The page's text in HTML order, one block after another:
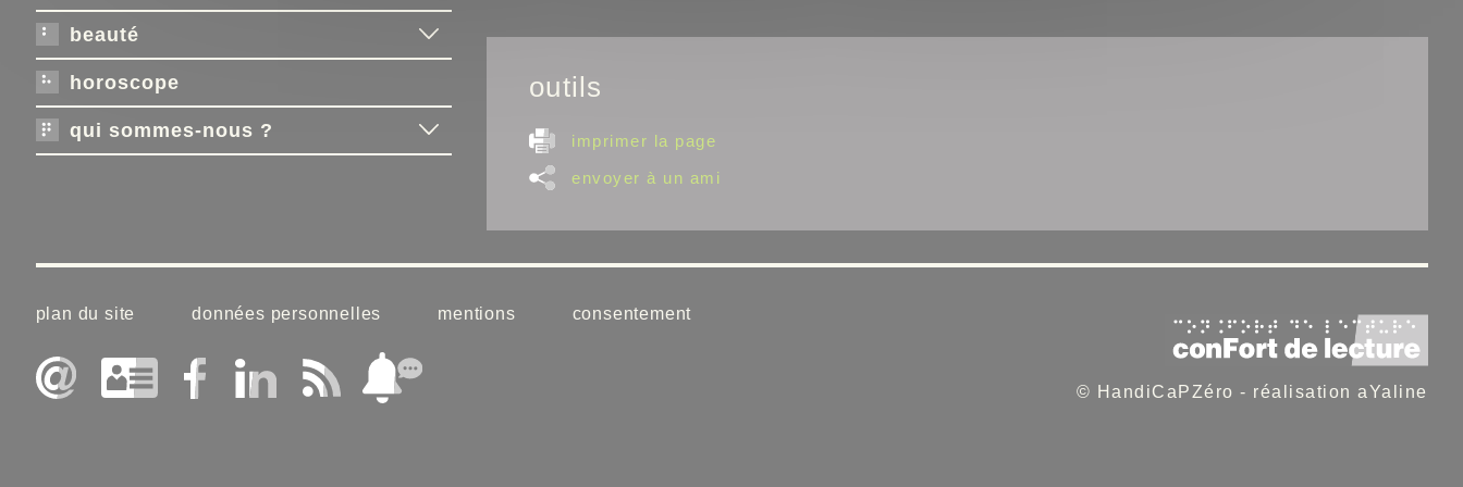
beauté
horoscope
qui sommes-nous ?
outils
imprimer la page
envoyer à un ami
plan du site données personnelles mentions consentement
© HandiCaPZéro - réalisation aYaline